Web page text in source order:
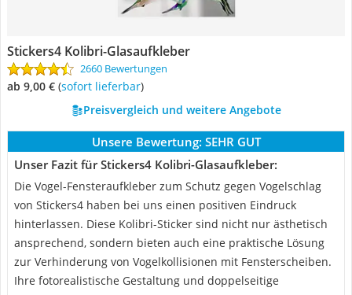
Stickers4 Kolibri-Glasaufkleber
2660 Bewertungen
ab 9,00 € ( Sofort lieferbar)
Preisvergleich und weitere Angebote
Unsere Bewertung: SEHR GUT
Unser Fazit für Stickers4 Kolibri-Glasaufkleber:
Die Vogel-Fensteraufkleber zum Schutz gegen Vogelschlag
von Stickers4 haben bei uns einen positiven Eindruck
hinterlassen. Diese Kolibri-Sticker sind nicht nur ästhetisch
ansprechend, sondern bieten auch eine praktische Lösung
zur Verhinderung von Vogelkollisionen mit Fensterscheiben.
Ihre fotorealistische Gestaltung und doppelseitige